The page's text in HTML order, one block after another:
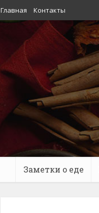
Главная Контакты
Заметки о еде